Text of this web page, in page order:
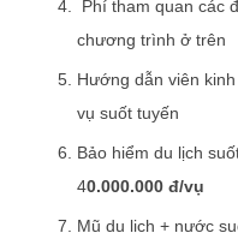
Phí tham quan các
chương trình ở trên
Hướng dẫn viên
vụ suốt tuyến
Bảo hiểm du lịch
40.000.000 đ/vụ
Mũ du lịch + nước